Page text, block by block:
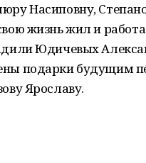
Насиповну,
жизнь жил и
Юдичевых
подарки будущим
Ярославу.